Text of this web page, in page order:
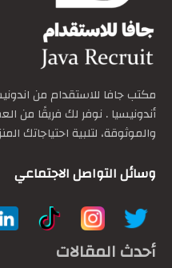
أندونيسيا . نوفر لك فريقًا من
والموثوقة، لتلبية احتياجاتك
وسائل التواصل الاجتماعي
أحدث المقالات